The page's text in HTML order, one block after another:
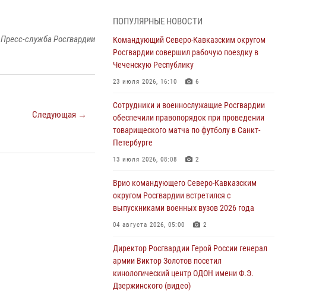
Пресс-служба Росгвардии
Следующая →
Росгвардии встретились с участником
патриотического проекта «Дорогой
Ломоносова — дорогой к Победе в СВО»
(видео)
08 августа 2026, 07:00
В Кабардино-Балкарии сотрудники
Росгвардии провели турнир по настольному
теннису ко Дню физкультурника
08 августа 2026, 07:00
медикам и девушке с ограниченными
возможностями здоровья (видео)
08 августа 2026, 06:32 1
память товарища на тактическом турнире
(видео)
08 августа 2026, 06:15 9 1
ПОПУЛЯРНЫЕ НОВОСТИ
Командующий Северо-Кавказским округом
Росгвардии совершил рабочую поездку в
Чеченскую Республику
23 июля 2026, 16:10 6
Сотрудники и военнослужащие Росгвардии
обеспечили правопорядок при проведении
товарищеского матча по футболу в Санкт-
Петербурге
13 июля 2026, 08:08 2
Врио командующего Северо-Кавказским
округом Росгвардии встретился с
выпускниками военных вузов 2026 года
04 августа 2026, 05:00 2
Директор Росгвардии Герой России генерал
армии Виктор Золотов посетил
кинологический центр ОДОН имени Ф.Э.
Дзержинского (видео)